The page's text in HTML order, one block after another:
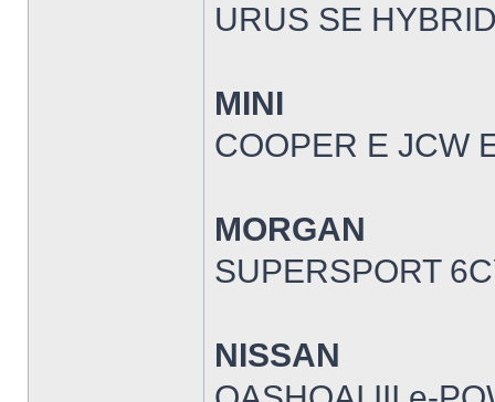
URUS SE
MINI
COOPER E JCW
MORGAN
SUPERSPORT
NISSAN